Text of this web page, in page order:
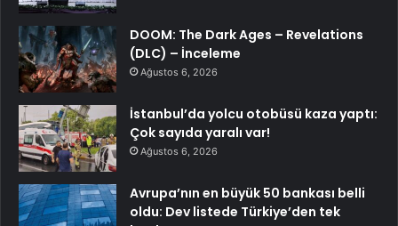
DOOM: The Dark Ages – Revelations
(DLC) – İnceleme
Ağustos 6, 2026
İstanbul’da yolcu otobüsü kaza yaptı:
Çok sayıda yaralı var!
Ağustos 6, 2026
Avrupa’nın en büyük 50 bankası belli
oldu: Dev listede Türkiye’den tek